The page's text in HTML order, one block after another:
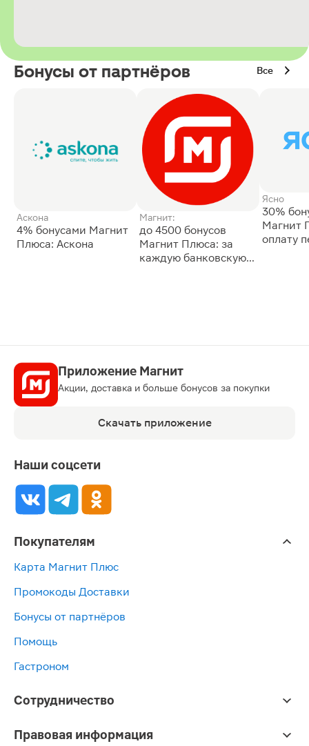
Бонусы от партнёров Все
Аскона
4% бонусами Магнит
Плюса: Аскона
Магнит:
до 4500 бонусов
Магнит Плюса: за
каждую банковскую
Ясно
30%
Магнит
оплату
Приложение Магнит
Акции, доставка и больше бонусов за покупки
Скачать приложение
Наши соцсети
Покупателям
Карта Магнит Плюс
Промокоды Доставки
Бонусы от партнёров
Помощь
Гастроном
Сотрудничество
Правовая информация